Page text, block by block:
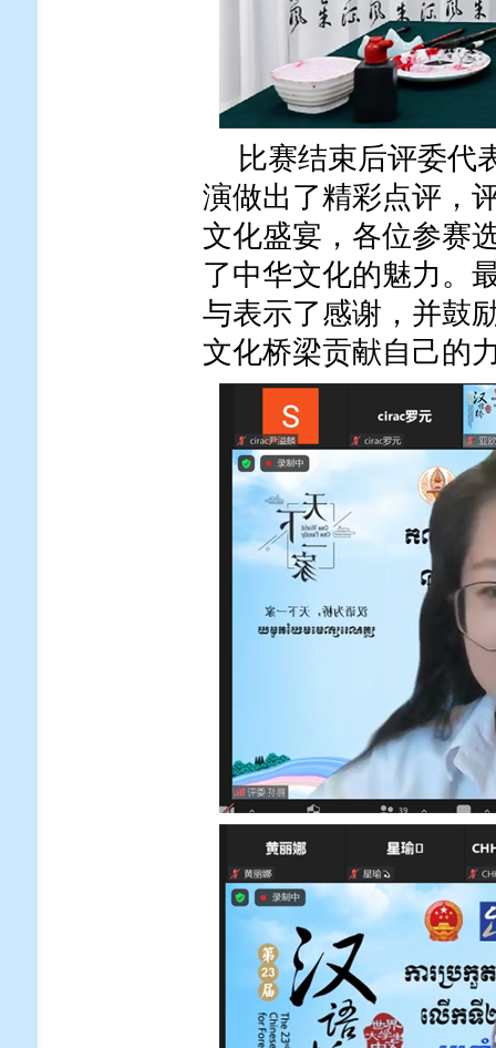
比赛结束后评委代
演做出了精彩点评，
文化盛宴，各位参赛
了中华文化的魅力。
与表示了感谢，并鼓
文化桥梁贡献自己的